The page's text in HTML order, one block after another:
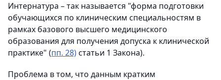
Интернатура – так называется "форма подготовки
обучающихся по клиническим специальностям в
рамках базового высшего медицинского
образования для получения допуска к клинической
практике" (пп. 28)статьи 1 Закона).
Проблема в том, что данным кратким